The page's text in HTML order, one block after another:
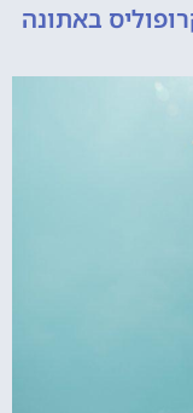
באתונה